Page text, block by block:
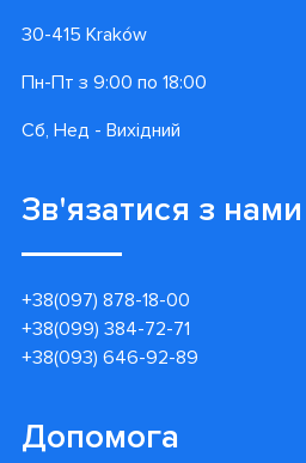
30-415 Kraków
Пн-Пт з 9:00 по 18:00
Сб, Нед - Вихідний
Зв'язатися з нами
+38(097) 878-18-00
+38(099) 384-72-71
+38(093) 646-92-89
Допомога